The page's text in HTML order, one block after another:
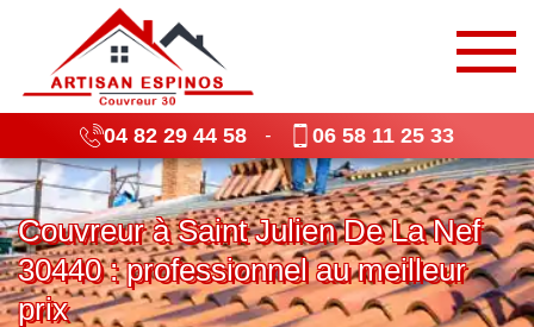
04 82 29 44 58 - 06 58 11 25 33
Couvreur à Saint Julien De La Nef
30440 : professionnel au meilleur
prix